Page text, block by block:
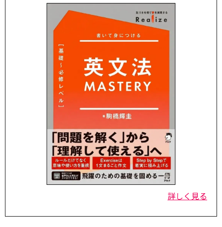
詳しく見る